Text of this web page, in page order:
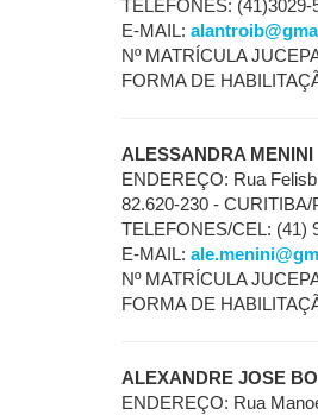
TELEFONES: (41)3029-
E-MAIL:
Nº MATRÍCULA
FORMA DE
ALESSANDRA MENINI
ENDEREÇO: Rua
82.620-230 - CURITIBA/
TELEFONES/CEL: (41)
E-MAIL:
Nº MATRÍCULA
FORMA DE
ALEXANDRE JOSE
ENDEREÇO: Rua